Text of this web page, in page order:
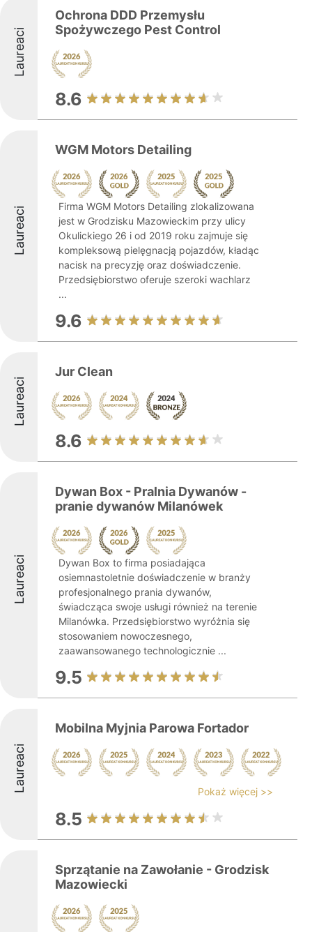
Laureaci
Ochrona DDD Przemysłu
Spożywczego Pest Control
8.6
Laureaci
WGM Motors Detailing
Firma WGM Motors Detailing zlokalizowana
jest w Grodzisku Mazowieckim przy ulicy
Okulickiego 26 i od 2019 roku zajmuje się
kompleksową pielęgnacją pojazdów, kładąc
nacisk na precyzję oraz doświadczenie.
Przedsiębiorstwo oferuje szeroki wachlarz
...
9.6
Laureaci
Jur Clean
8.6
Laureaci
Dywan Box - Pralnia Dywanów -
pranie dywanów Milanówek
Dywan Box to firma posiadająca
osiemnastoletnie doświadczenie w branży
profesjonalnego prania dywanów,
świadcząca swoje usługi również na terenie
Milanówka. Przedsiębiorstwo wyróżnia się
stosowaniem nowoczesnego,
zaawansowanego technologicznie ...
9.5
Laureaci
Mobilna Myjnia Parowa Fortador
Pokaż więcej >>
8.5
Sprzątanie na Zawołanie - Grodzisk
Mazowiecki